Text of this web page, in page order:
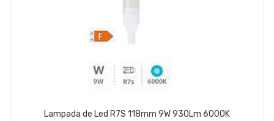
Lampada de Led R7S 118mm 9W 930Lm 6000K